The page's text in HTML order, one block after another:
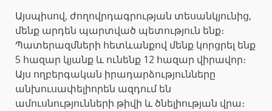
Այսպիսով, ժողովրդագրության տեսանկյունից,
մենք արդեն պարտված պետություն ենք։
Պատերազմների հետևանքով մենք կորցրել ենք
5 հազար կյանք և ունենք 12 հազար վիրավոր։
Այս ողբերգական իրադարձությունները
անխուսափելիորեն ազդում են
ամուսնությունների թիվի և ծնելիության վրա։